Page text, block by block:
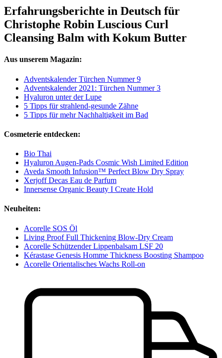
Erfahrungsberichte in Deutsch für
Christophe Robin Luscious Curl
Cleansing Balm with Kokum Butter
Aus unserem Magazin:
Adventskalender Türchen Nummer 9
Adventskalender 2021: Türchen Nummer 3
Hyaluron unter der Lupe
5 Tipps für strahlend-gesunde Zähne
5 Tipps für mehr Nachhaltigkeit im Bad
Cosmeterie entdecken:
Bio Thai
Hyaluron Augen-Pads Cosmic Wish Limited Edition
Aveda Smooth Infusion™ Perfect Blow Dry Spray
Xerjoff Decas Eau de Parfum
Innersense Organic Beauty I Create Hold
Neuheiten:
Acorelle SOS Öl
Living Proof Full Thickening Blow-Dry Cream
Acorelle Schützender Lippenbalsam LSF 20
Kérastase Genesis Homme Thickness Boosting Shampoo
Acorelle Orientalisches Wachs Roll-on